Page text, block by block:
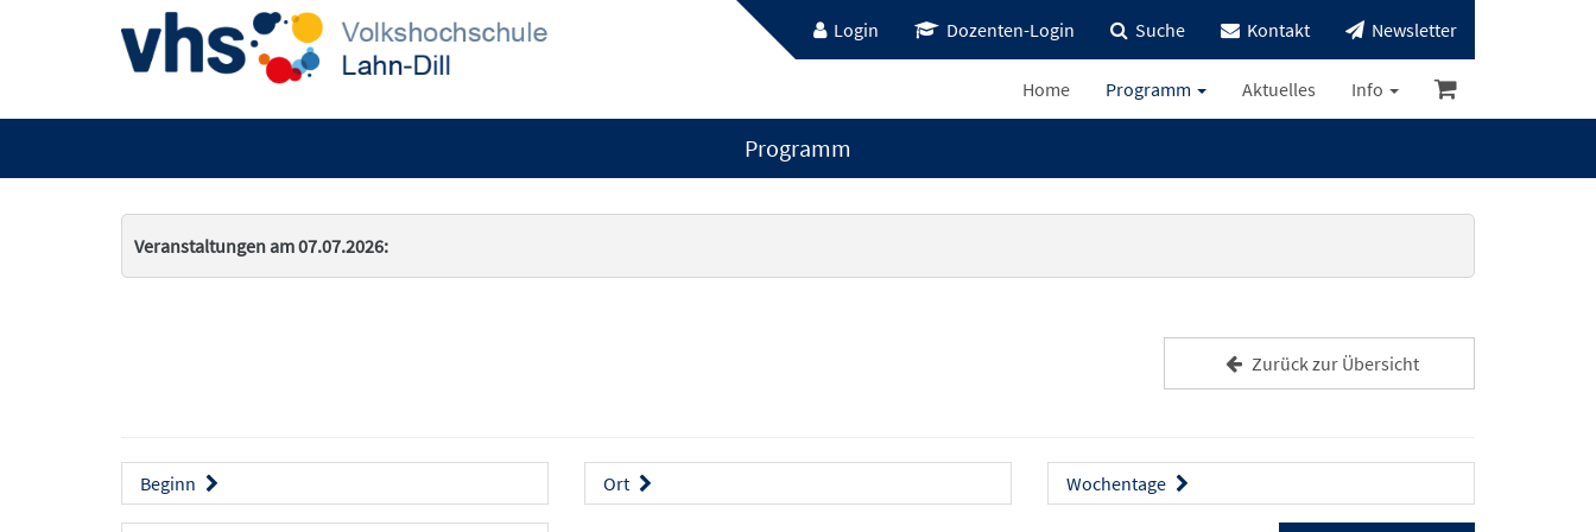
Login Dozenten-Login Suche Kontakt Newsletter
Home Programm Aktuelles Info
Programm
Veranstaltungen am 07.07.2026:
Zurück zur Übersicht
Beginn Ort Wochentage